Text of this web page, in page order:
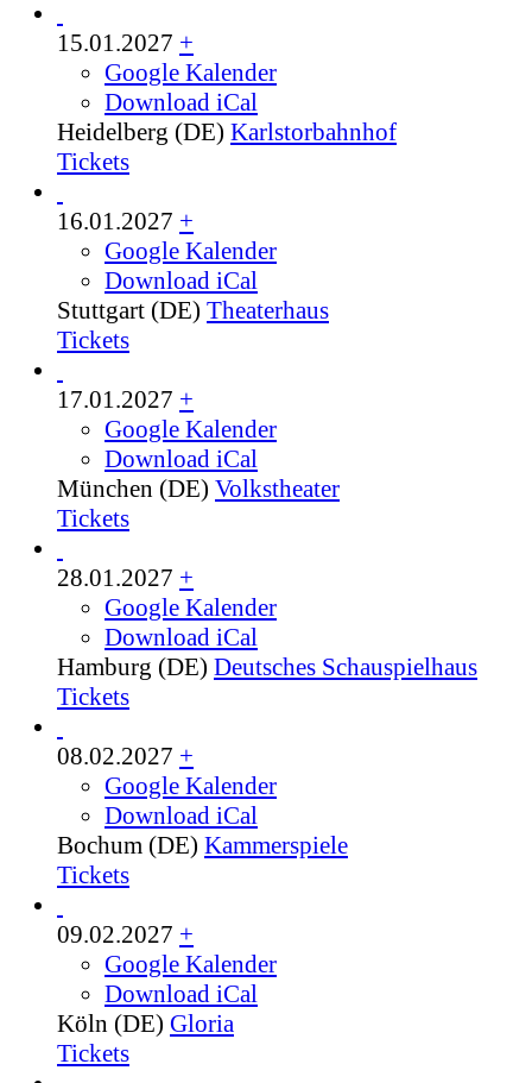
15.01.2027 +
Google Kalender
Download iCal
Heidelberg (DE) Karlstorbahnhof
Tickets
16.01.2027 +
Google Kalender
Download iCal
Stuttgart (DE) Theaterhaus
Tickets
17.01.2027 +
Google Kalender
Download iCal
München (DE) Volkstheater
Tickets
28.01.2027 +
Google Kalender
Download iCal
Hamburg (DE) Deutsches Schauspielhaus
Tickets
08.02.2027 +
Google Kalender
Download iCal
Bochum (DE) Kammerspiele
Tickets
09.02.2027 +
Google Kalender
Download iCal
Köln (DE) Gloria
Tickets